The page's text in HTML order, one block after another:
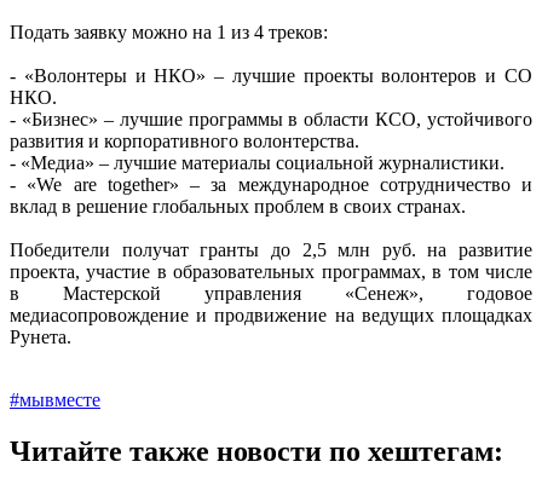
Подать заявку можно на 1 из 4 треков:
- «Волонтеры и НКО» – лучшие проекты волонтеров и СО
НКО.
- «Бизнес» – лучшие программы в области КСО, устойчивого
развития и корпоративного волонтерства.
- «Медиа» – лучшие материалы социальной журналистики.
- «We are together» – за международное сотрудничество и
вклад в решение глобальных проблем в своих странах.
Победители получат гранты до 2,5 млн руб. на развитие
проекта, участие в образовательных программах, в том числе
в Мастерской управления «Сенеж», годовое
медиасопровождение и продвижение на ведущих площадках
Рунета.
#мывместе
Читайте также новости по хештегам: